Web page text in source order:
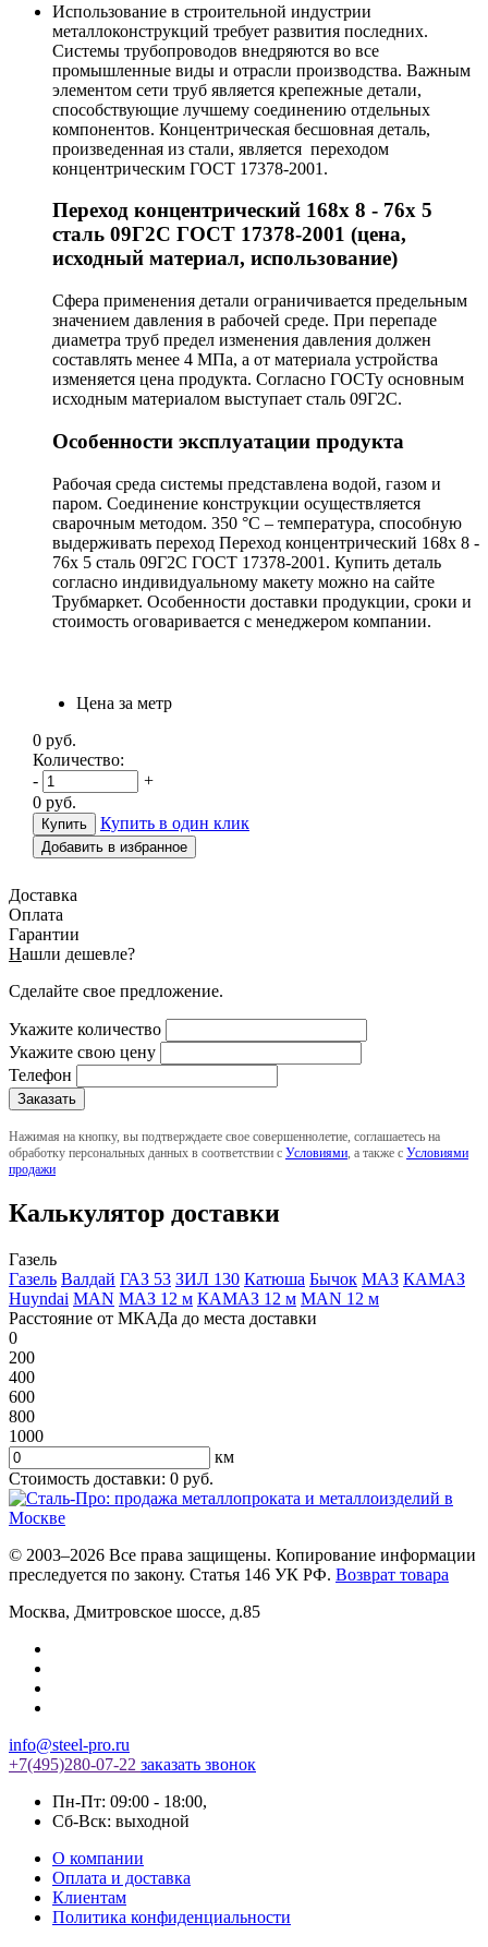
Использование в строительной индустрии
металлоконструкций требует развития последних.
Системы трубопроводов внедряются во все
промышленные виды и отрасли производства. Важным
элементом сети труб является крепежные детали,
способствующие лучшему соединению отдельных
компонентов. Концентрическая бесшовная деталь,
произведенная из стали, является переходом
концентрическим ГОСТ 17378-2001.
Переход концентрический 168х 8 - 76х 5
сталь 09Г2С ГОСТ 17378-2001 (цена,
исходный материал, использование)
Сфера применения детали ограничивается предельным
значением давления в рабочей среде. При перепаде
диаметра труб предел изменения давления должен
составлять менее 4 МПа, а от материала устройства
изменяется цена продукта. Согласно ГОСТу основным
исходным материалом выступает сталь 09Г2С.
Особенности эксплуатации продукта
Рабочая среда системы представлена водой, газом и
паром. Соединение конструкции осуществляется
сварочным методом. 350 °С – температура, способную
выдерживать переход Переход концентрический 168х 8 -
76х 5 сталь 09Г2С ГОСТ 17378-2001. Купить деталь
согласно индивидуальному макету можно на сайте
Трубмаркет. Особенности доставки продукции, сроки и
стоимость оговаривается с менеджером компании.
Цена за метр
0 руб.
Количество:
-
+
0 руб.
Купить в один клик
Добавить в избранное
Доставка
Оплата
Гарантии
Нашли дешевле?
Сделайте свое предложение.
Укажите количество
Укажите свою цену
Телефон
Нажимая на кнопку, вы подтверждаете свое совершеннолетие, соглашаетесь на
обработку персональных данных в соответствии с Условиями , а также с Условиями
продажи
Калькулятор доставки
Газель
Газель Валдай ГАЗ 53 ЗИЛ 130 Катюша Бычок МАЗ КАМАЗ
Huyndai MAN МАЗ 12 м КАМАЗ 12 м MAN 12 м
Расстояние от МКАДа до места доставки
0
200
400
600
800
1000
км
Стоимость доставки: 0 руб.
© 2003–2026 Все права защищены. Копирование информации
преследуется по закону. Статья 146 УК РФ. Возврат товара
Москва, Дмитровское шоссе, д.85
info@steel-pro.ru
+7(495)280-07-22 заказать звонок
Пн-Пт: 09:00 - 18:00,
Cб-Вск: выходной
О компании
Оплата и доставка
Клиентам
Политика конфиденциальности